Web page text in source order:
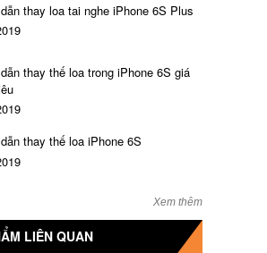
thay loa tai nghe iPhone 6S Plus
thay thế loa trong iPhone 6S giá
thay thế loa iPhone 6S
Xem thêm
LIÊN QUAN